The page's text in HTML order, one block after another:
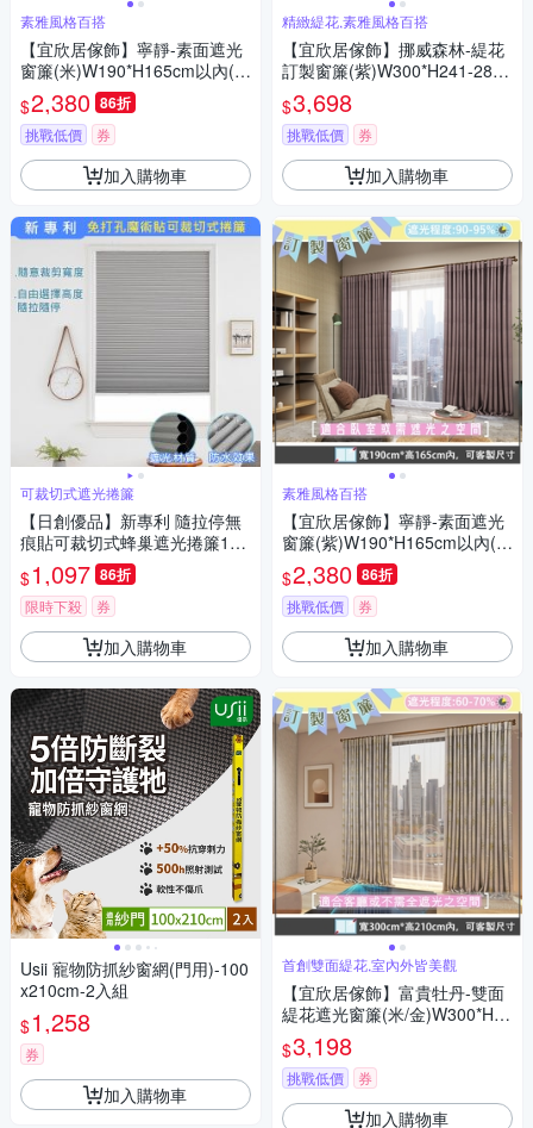
素雅風格百搭
【宜欣居傢飾】寧靜-素面遮光
窗簾(米)W190*H165cm以內(可
指定尺寸)*2片/遮光/摺景/半腰/
窗簾/台灣製MIT
$2,380 86折
挑戰低價 券
加入購物車
可裁切式遮光捲簾
【日創優品】新專利 隨拉停無
痕貼可裁切式蜂巢遮光捲簾122
*163(蜂巢捲簾/遮光簾/百摺簾/
窗簾/門簾)
$1,097 86折
限時下殺 券
加入購物車
Usii 寵物防抓紗窗網(門用)-100
x210cm-2入組
$1,258
券
加入購物車
精緻緹花,素雅風格百搭
【宜欣居傢飾】挪威森林-緹花
訂製窗簾(紫)W300*H241-280c
m以內*2片/台灣製MIT
$3,698
挑戰低價 券
加入購物車
素雅風格百搭
【宜欣居傢飾】寧靜-素面遮光
窗簾(紫)W190*H165cm以內(可
指定尺寸)*2片/遮光/摺景/半腰/
窗簾/台灣製MIT
$2,380 86折
挑戰低價 券
加入購物車
首創雙面緹花,室內外皆美觀
【宜欣居傢飾】富貴牡丹-雙面
緹花遮光窗簾(米/金)W300*H21
0cm以內(可指定尺寸)*2片/遮
光/摺景/落地/窗簾/台灣製MIT
$3,198
挑戰低價 券
加入購物車